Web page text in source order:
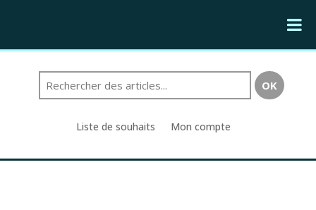
Liste de souhaits Mon compte